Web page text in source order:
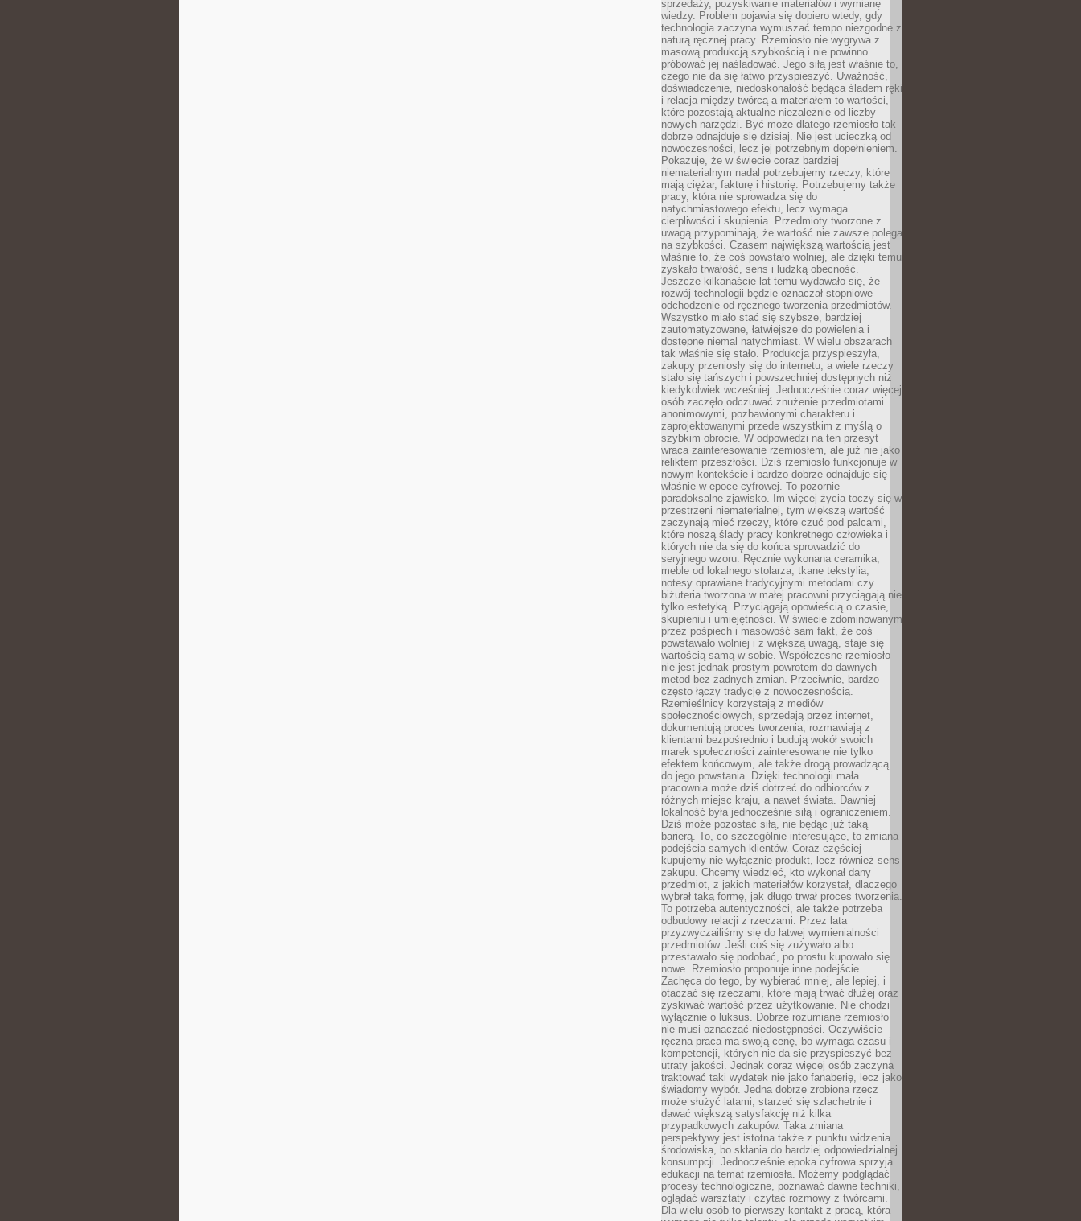
sprzedaży, pozyskiwanie materiałów i wymianę
wiedzy. Problem pojawia się dopiero wtedy, gdy
technologia zaczyna wymuszać tempo niezgodne z
naturą ręcznej pracy. Rzemiosło nie wygrywa z
masową produkcją szybkością i nie powinno
próbować jej naśladować. Jego siłą jest właśnie to,
czego nie da się łatwo przyspieszyć. Uważność,
doświadczenie, niedoskonałość będąca śladem ręki
i relacja między twórcą a materiałem to wartości,
które pozostają aktualne niezależnie od liczby
nowych narzędzi. Być może dlatego rzemiosło tak
dobrze odnajduje się dzisiaj. Nie jest ucieczką od
nowoczesności, lecz jej potrzebnym dopełnieniem.
Pokazuje, że w świecie coraz bardziej
niematerialnym nadal potrzebujemy rzeczy, które
mają ciężar, fakturę i historię. Potrzebujemy także
pracy, która nie sprowadza się do
natychmiastowego efektu, lecz wymaga
cierpliwości i skupienia. Przedmioty tworzone z
uwagą przypominają, że wartość nie zawsze polega
na szybkości. Czasem największą wartością jest
właśnie to, że coś powstało wolniej, ale dzięki temu
zyskało trwałość, sens i ludzką obecność.
Jeszcze kilkanaście lat temu wydawało się, że
rozwój technologii będzie oznaczał stopniowe
odchodzenie od ręcznego tworzenia przedmiotów.
Wszystko miało stać się szybsze, bardziej
zautomatyzowane, łatwiejsze do powielenia i
dostępne niemal natychmiast. W wielu obszarach
tak właśnie się stało. Produkcja przyspieszyła,
zakupy przeniosły się do internetu, a wiele rzeczy
stało się tańszych i powszechniej dostępnych niż
kiedykolwiek wcześniej. Jednocześnie coraz więcej
osób zaczęło odczuwać znużenie przedmiotami
anonimowymi, pozbawionymi charakteru i
zaprojektowanymi przede wszystkim z myślą o
szybkim obrocie. W odpowiedzi na ten przesyt
wraca zainteresowanie rzemiosłem, ale już nie jako
reliktem przeszłości. Dziś rzemiosło funkcjonuje w
nowym kontekście i bardzo dobrze odnajduje się
właśnie w epoce cyfrowej. To pozornie
paradoksalne zjawisko. Im więcej życia toczy się w
przestrzeni niematerialnej, tym większą wartość
zaczynają mieć rzeczy, które czuć pod palcami,
które noszą ślady pracy konkretnego człowieka i
których nie da się do końca sprowadzić do
seryjnego wzoru. Ręcznie wykonana ceramika,
meble od lokalnego stolarza, tkane tekstylia,
notesy oprawiane tradycyjnymi metodami czy
biżuteria tworzona w małej pracowni przyciągają nie
tylko estetyką. Przyciągają opowieścią o czasie,
skupieniu i umiejętności. W świecie zdominowanym
przez pośpiech i masowość sam fakt, że coś
powstawało wolniej i z większą uwagą, staje się
wartością samą w sobie. Współczesne rzemiosło
nie jest jednak prostym powrotem do dawnych
metod bez żadnych zmian. Przeciwnie, bardzo
często łączy tradycję z nowoczesnością.
Rzemieślnicy korzystają z mediów
społecznościowych, sprzedają przez internet,
dokumentują proces tworzenia, rozmawiają z
klientami bezpośrednio i budują wokół swoich
marek społeczności zainteresowane nie tylko
efektem końcowym, ale także drogą prowadzącą
do jego powstania. Dzięki technologii mała
pracownia może dziś dotrzeć do odbiorców z
różnych miejsc kraju, a nawet świata. Dawniej
lokalność była jednocześnie siłą i ograniczeniem.
Dziś może pozostać siłą, nie będąc już taką
barierą. To, co szczególnie interesujące, to zmiana
podejścia samych klientów. Coraz częściej
kupujemy nie wyłącznie produkt, lecz również sens
zakupu. Chcemy wiedzieć, kto wykonał dany
przedmiot, z jakich materiałów korzystał, dlaczego
wybrał taką formę, jak długo trwał proces tworzenia.
To potrzeba autentyczności, ale także potrzeba
odbudowy relacji z rzeczami. Przez lata
przyzwyczailiśmy się do łatwej wymienialności
przedmiotów. Jeśli coś się zużywało albo
przestawało się podobać, po prostu kupowało się
nowe. Rzemiosło proponuje inne podejście.
Zachęca do tego, by wybierać mniej, ale lepiej, i
otaczać się rzeczami, które mają trwać dłużej oraz
zyskiwać wartość przez użytkowanie. Nie chodzi
wyłącznie o luksus. Dobrze rozumiane rzemiosło
nie musi oznaczać niedostępności. Oczywiście
ręczna praca ma swoją cenę, bo wymaga czasu i
kompetencji, których nie da się przyspieszyć bez
utraty jakości. Jednak coraz więcej osób zaczyna
traktować taki wydatek nie jako fanaberię, lecz jako
świadomy wybór. Jedna dobrze zrobiona rzecz
może służyć latami, starzeć się szlachetnie i
dawać większą satysfakcję niż kilka
przypadkowych zakupów. Taka zmiana
perspektywy jest istotna także z punktu widzenia
środowiska, bo skłania do bardziej odpowiedzialnej
konsumpcji. Jednocześnie epoka cyfrowa sprzyja
edukacji na temat rzemiosła. Możemy podglądać
procesy technologiczne, poznawać dawne techniki,
oglądać warsztaty i czytać rozmowy z twórcami.
Dla wielu osób to pierwszy kontakt z pracą, która